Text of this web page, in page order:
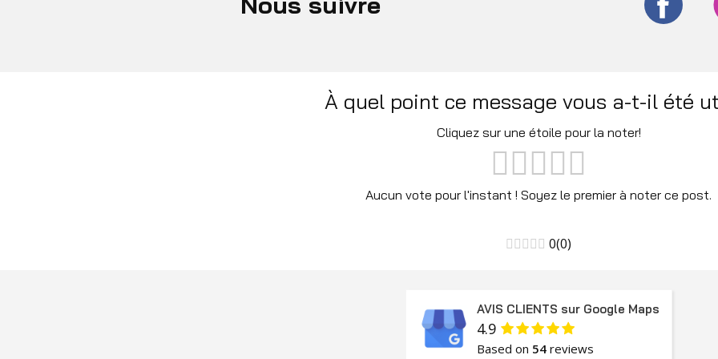
À quel point ce message vous a-t-il été
Cliquez sur une étoile pour la noter!
Aucun vote pour l'instant ! Soyez le premier à noter ce post.
0(0)
AVIS CLIENTS sur Google Maps
4.9
Based on 54reviews